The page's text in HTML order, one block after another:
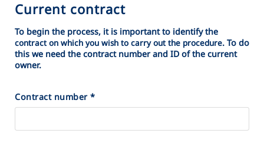
Current contract
To begin the process, it is important to identify the
contract on which you wish to carry out the procedure. To do
this we need the contract number and ID of the current
owner.
Contract number *